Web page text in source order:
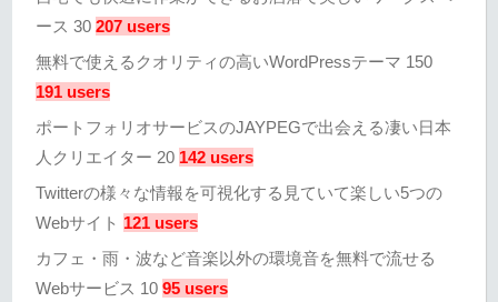
ース 30 207 users
無料で使えるクオリティの高いWordPressテーマ 150
191 users
ポートフォリオサービスのJAYPEGで出会える凄い日本
人クリエイター 20 142 users
Twitterの様々な情報を可視化する見ていて楽しい5つの
Webサイト 121 users
カフェ・雨・波など音楽以外の環境音を無料で流せる
Webサービス 10 95 users